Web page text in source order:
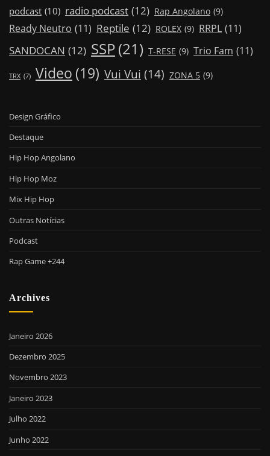
podcast (10) radio podcast (12) Rap Angolano (9)
Ready Neutro (11) Reptile (12) ROLEX (9) RRPL (11)
SANDOCAN (12) SSP(21) T-RESE (9) Trio Fam (11)
TRX (7) Video (19) Vui Vui (14) ZONA 5 (9)
Design Gráfico
Destaque
Hip Hop Angolano
Hip Hop Moz
Mix Hip Hop
Outras Notícias
Podcast
Rap Game +244
Archives
Janeiro 2026
Dezembro 2025
Novembro 2023
Janeiro 2023
Julho 2022
Junho 2022